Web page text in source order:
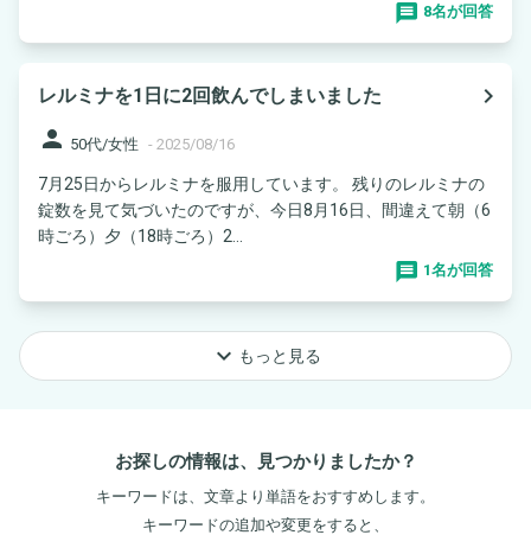
8名が回答
レルミナを1日に2回飲んでしまいました
navigate_next
person 50代/女性 - 2025/08/16
7月25日からレルミナを服用しています。 残りのレルミナの
錠数を見て気づいたのですが、今日8月16日、間違えて朝（6
時ごろ）夕（18時ごろ）2...
1名が回答
keyboard_arrow_down もっと見る
お探しの情報は、見つかりましたか？
キーワードは、文章より単語をおすすめします。
キーワードの追加や変更をすると、